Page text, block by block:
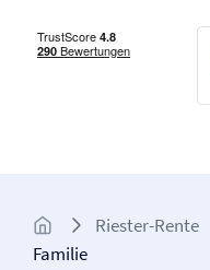
Riester-Rente
Familie